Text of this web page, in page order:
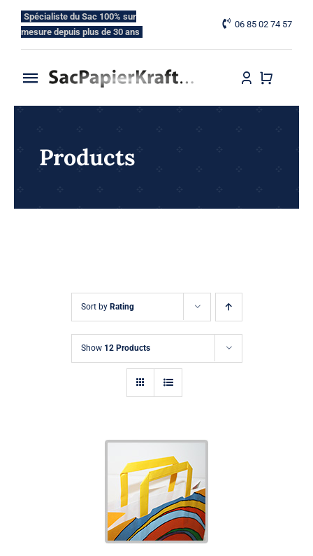
content
Spécialiste du Sac 100% sur
mesure depuis plus de 30 ans
06 85 02 74 57
Toggle
Navigation
Nos Gammes
Products
Sort by Rating
Show 12 Products